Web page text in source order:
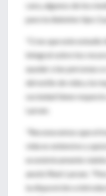
cara, algunos de los
para la diabetes tipo 2
"Creo que este estudio
integral sobre los
ayudar a las personas
del estilo de vida y la
sociedad tiene
Larsen.
"Reconocemos que el
vida es extensivo y
económicamente
anotó Ried-Larsen.
la disposición a